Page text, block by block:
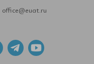
office@euat.ru